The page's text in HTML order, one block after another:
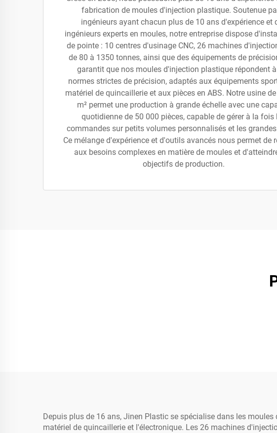
fabrication de moules d'injection plastique. Soutenue
ingénieurs ayant chacun plus de 10 ans d'expérience et
ingénieurs experts en moules, notre entreprise dispose
de pointe : 10 centres d'usinage CNC, 26 machines
de 80 à 1350 tonnes, ainsi que des équipements de
garantit que nos moules d'injection plastique répondent
normes strictes de précision, adaptés aux équipements
matériel de quincaillerie et aux pièces en ABS. Notre usine
m² permet une production à grande échelle avec une
quotidienne de 50 000 pièces, capable de gérer à la fois
commandes sur petits volumes personnalisés et les
Ce mélange d'expérience et d'outils avancés nous permet de
aux besoins complexes en matière de moules et
objectifs de production.
Depuis plus de 16 ans, Jinen Plastic se spécialise dans les
matériel de quincaillerie et l'électronique. Les 26 machines